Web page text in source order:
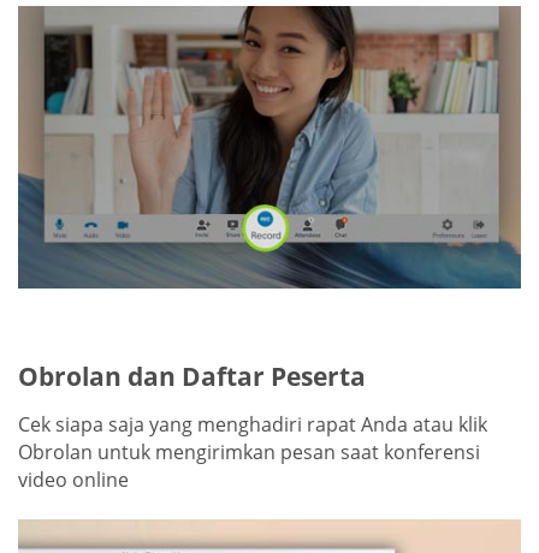
Obrolan dan Daftar Peserta
Cek siapa saja yang menghadiri rapat Anda atau klik
Obrolan untuk mengirimkan pesan saat konferensi
video online